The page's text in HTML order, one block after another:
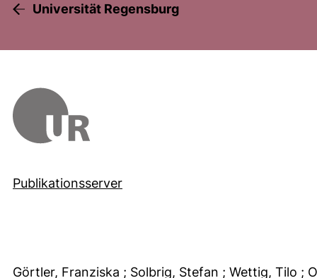
Universität Regensburg
Publikationsserver
Görtler, Franziska ; Solbrig, Stefan ; Wettig, Tilo ;